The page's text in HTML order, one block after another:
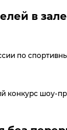
в
по
конкурс шоу-